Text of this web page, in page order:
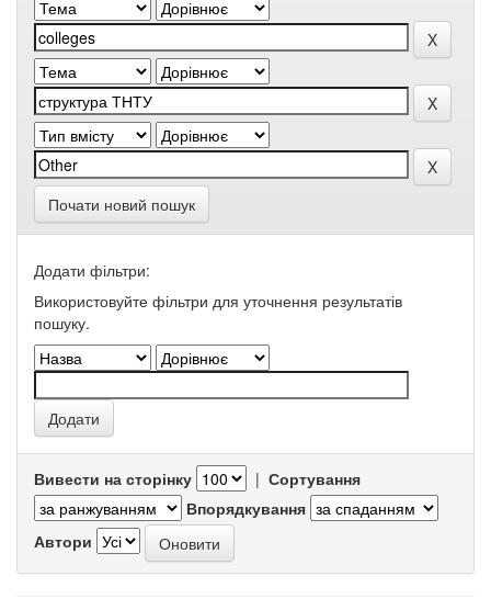
Почати новий пошук
Додати фільтри:
Використовуйте фільтри для уточнення результатів
пошуку.
Вивести на сторінку | Сортування
Впорядкування
Автори